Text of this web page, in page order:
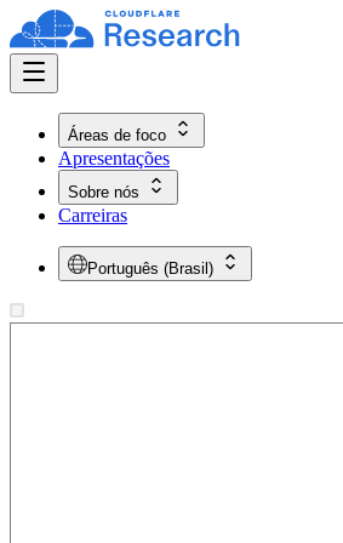
Áreas de foco
Apresentações
Sobre nós
Carreiras
Português (Brasil)